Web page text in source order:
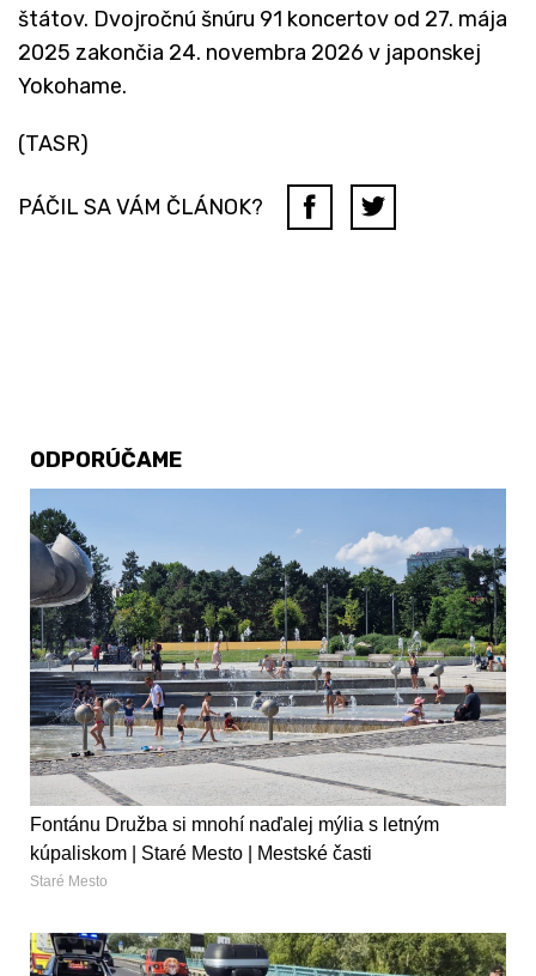
štátov. Dvojročnú šnúru 91 koncertov od 27. mája
2025 zakončia 24. novembra 2026 v japonskej
Yokohame.
(TASR)
PÁČIL SA VÁM ČLÁNOK?
ODPORÚČAME
Fontánu Družba si mnohí naďalej mýlia s letným
kúpaliskom | Staré Mesto | Mestské časti
Staré Mesto